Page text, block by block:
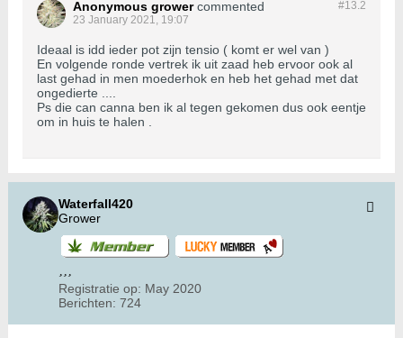
#13.2
Anonymous grower commented
23 January 2021, 19:07
Ideaal is idd ieder pot zijn tensio ( komt er wel van )
En volgende ronde vertrek ik uit zaad heb ervoor ook al
last gehad in men moederhok en heb het gehad met dat
ongedierte ....
Ps die can canna ben ik al tegen gekomen dus ook eentje
om in huis te halen .
Waterfall420
Grower
Registratie op: May 2020
Berichten: 724